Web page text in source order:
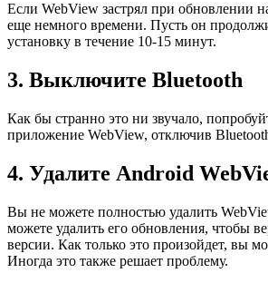
Если WebView застрял при обновлении
еще немного времени. Пусть он
установку в течение 10-15 минут.
3. Выключите Bluetooth
Как бы странно это ни звучало,
приложение WebView, отключив
4. Удалите Android
Вы не можете полностью удалить
можете удалить его обновления, чтобы
версии. Как только это произойдет, вы
Иногда это также решает проблему.